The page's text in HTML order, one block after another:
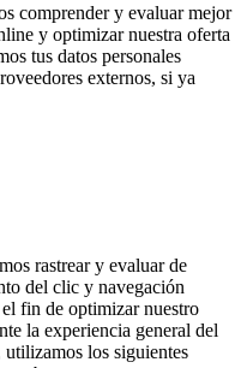
comprender y evaluar mejor
y optimizar nuestra oferta
tus datos personales
externos, si ya
rastrear y evaluar de
del clic y navegación
fin de optimizar nuestro
la experiencia general del
los siguientes